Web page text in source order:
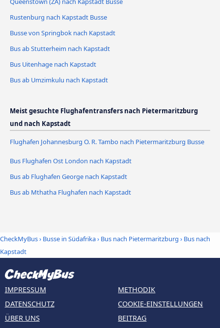
Rustenburg nach Kapstadt Busse
Busse von Springbok nach Kapstadt
Bus ab Stutterheim nach Kapstadt
Bus Uitenhage nach Kapstadt
Bus ab Umzimkulu nach Kapstadt
Meist gesuchte Flughafentransfers nach Pietermaritzburg
und nach Kapstadt
Flughafen Johannesburg O. R. Tambo nach Pietermaritzburg Busse
Bus Flughafen Ost London nach Kapstadt
Bus ab Flughafen George nach Kapstadt
Bus ab Mthatha Flughafen nach Kapstadt
CheckMyBus› Busse in Südafrika› Bus nach Pietermaritzburg › Bus nach
Kapstadt
IMPRESSUM
DATENSCHUTZ
ÜBER UNS
METHODIK
COOKIE-EINSTELLUNGEN
BEITRAG